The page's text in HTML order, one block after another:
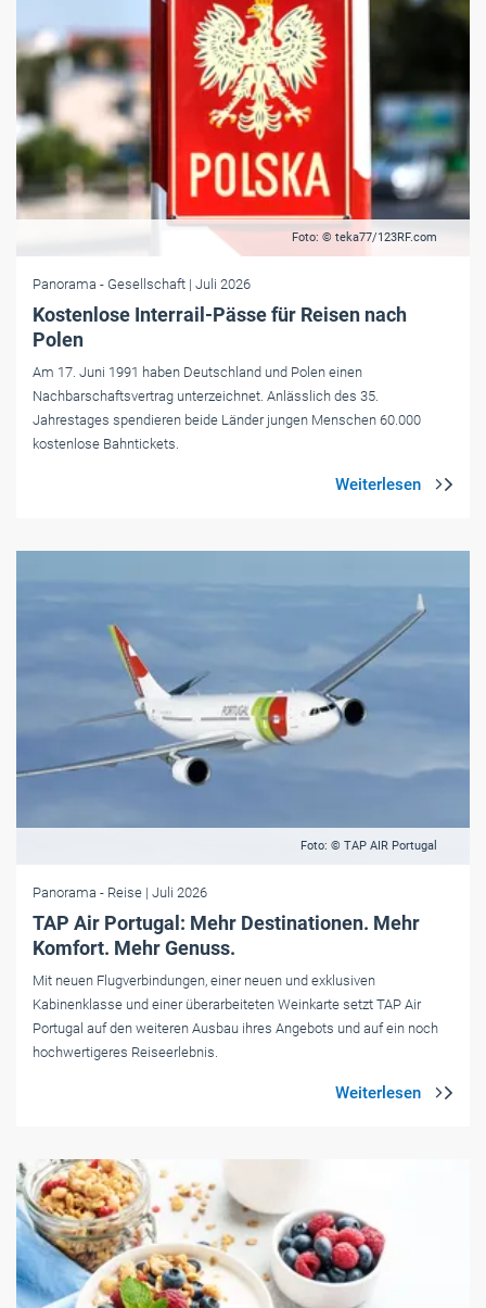
Foto: © teka77/123RF.com
Panorama - Gesellschaft | Juli 2026
Kostenlose Interrail-Pässe für Reisen nach
Polen
Am 17. Juni 1991 haben Deutschland und Polen einen
Nachbarschaftsvertrag unterzeichnet. Anlässlich des 35.
Jahrestages spendieren beide Länder jungen Menschen 60.000
kostenlose Bahntickets.
Foto: © TAP AIR Portugal
Panorama - Reise | Juli 2026
TAP Air Portugal: Mehr Destinationen. Mehr
Komfort. Mehr Genuss.
Mit neuen Flugverbindungen, einer neuen und exklusiven
Kabinenklasse und einer überarbeiteten Weinkarte setzt TAP Air
Portugal auf den weiteren Ausbau ihres Angebots und auf ein noch
hochwertigeres Reiseerlebnis.